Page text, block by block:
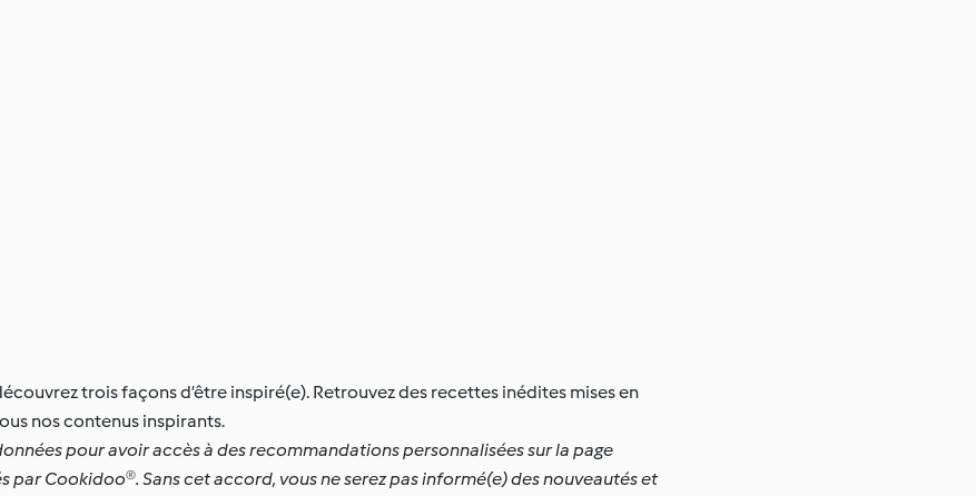
trois façons d’être inspiré(e). Retrouvez des recettes inédites mises en
nos contenus inspirants.
pour avoir accès à des recommandations personnalisées sur la page
Cookidoo®. Sans cet accord, vous ne serez pas informé(e) des nouveautés et